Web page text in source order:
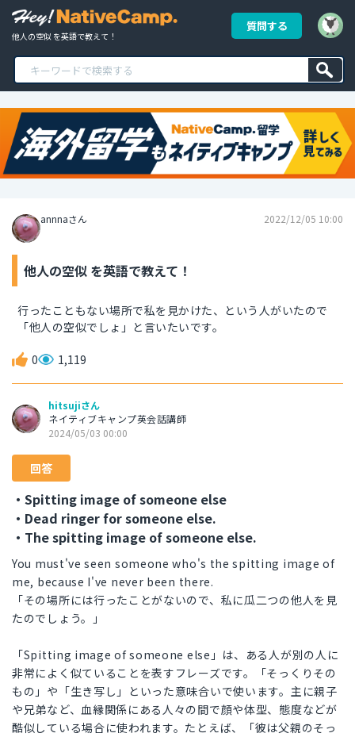
他人の空似 を英語で教えて！
質問する
annnaさん 2022/12/05 10:00
他人の空似 を英語で教えて！
行ったこともない場所で私を見かけた、という人がいたので
「他人の空似でしょ」と言いたいです。
0 1,119
hitsujiさん
ネイティブキャンプ英会話講師
2024/05/03 00:00
回答
・Spitting image of someone else
・Dead ringer for someone else.
・The spitting image of someone else.
You must've seen someone who's the spitting image of
me, because I've never been there.
「その場所には行ったことがないので、私に瓜二つの他人を見
たのでしょう。」
「Spitting image of someone else」は、ある人が別の人に
非常によく似ていることを表すフレーズです。「そっくりその
もの」や「生き写し」といった意味合いで使います。主に親子
や兄弟など、血縁関係にある人々の間で顔や体型、態度などが
酷似している場合に使われます。たとえば、「彼は父親のそっ